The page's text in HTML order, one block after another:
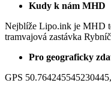
Kudy k nám MHD
Nejblíže Lipo.ink je MHD
tramvajová zastávka
Pro geograficky
GPS